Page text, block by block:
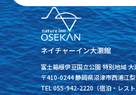
ネイチャーイン大瀬館
富士箱根伊豆国立公園 特別地域 大
〒410-0244 静岡県沼津市西浦江
TEL 055-942-2220（宿泊・レス